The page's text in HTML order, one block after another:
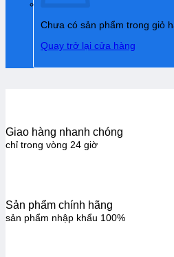
Chưa có sản phẩm trong giỏ
Quay trở lại cửa hàng
Giao hàng nhanh chóng
chỉ trong vòng 24 giờ
Sản phẩm chính hãng
sản phẩm nhập khẩu 100%